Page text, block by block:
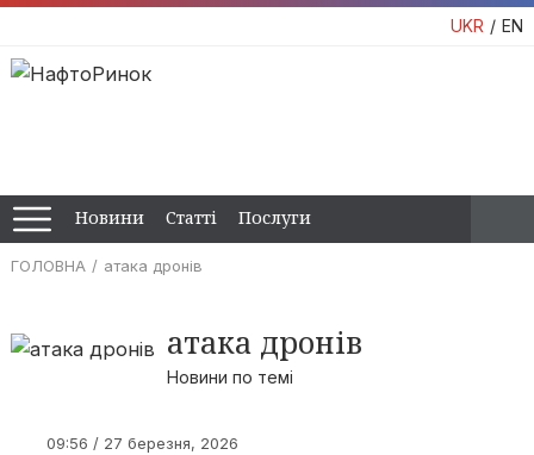
UKR EN
Новини Статті Послуги
ГОЛОВНА атака дронів
атака дронів
Новини по темі
09:56 / 27 березня, 2026